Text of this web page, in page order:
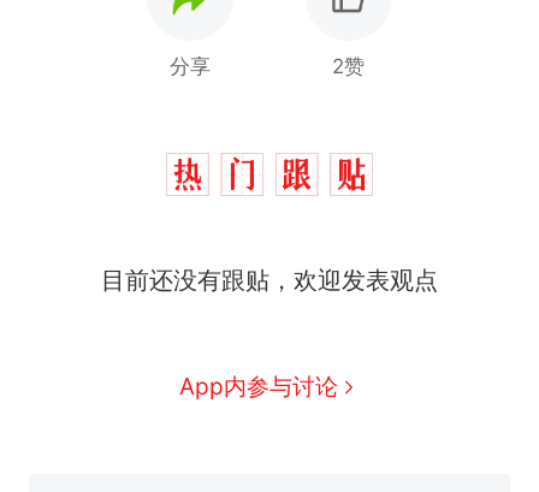
分享 2赞
目前还没有跟贴，欢迎发表观点
App内参与讨论
因老师一句“跟我回家”改写了
费大厨“全国小炒肉大王”称